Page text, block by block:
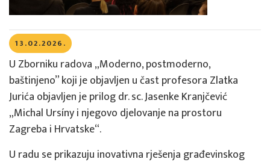
13.02.2026.
U Zborniku radova „Moderno, postmoderno,
baštinjeno” koji je objavljen u čast profesora Zlatka
Jurića objavljen je prilog dr. sc. Jasenke Kranjčević
„Michal Ursíny i njegovo djelovanje na prostoru
Zagreba i Hrvatske“.
U radu se prikazuju inovativna rješenja građevinskog